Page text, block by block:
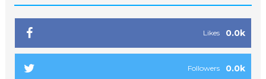
0.0k
Likes
0.0k
Followers